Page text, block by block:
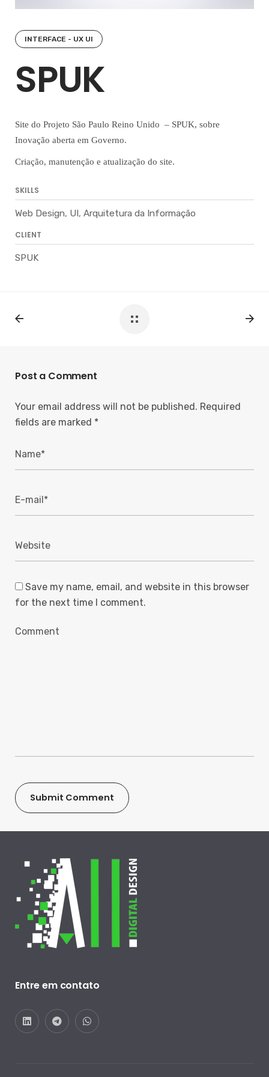
INTERFACE - UX UI
SPUK
Site do Projeto São Paulo Reino Unido – SPUK, sobre
Inovação aberta em Governo.
Criação, manutenção e atualização do site.
SKILLS
Web Design, UI, Arquitetura da Informação
CLIENT
SPUK
Post a Comment
Your email address will not be published. Required
fields are marked *
Save my name, email, and website in this browser
for the next time I comment.
Entre em contato